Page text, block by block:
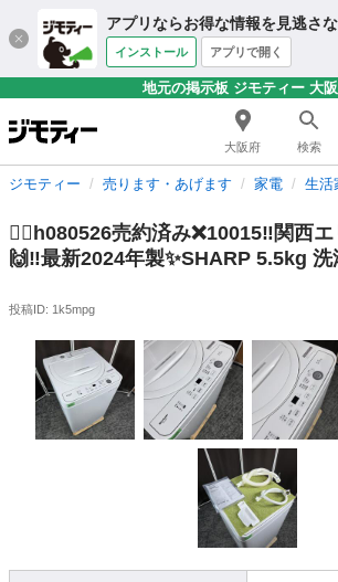
アプリならお得な情報を見逃さな
インストール アプリで開く
地元の掲示板 ジモティー 大
大阪府 検索
ジモティー 売ります・あげます 家電 生活
🙇‍♂️h080526売約済み❌10015‼️関西
🙌‼️最新2024年製✨SHARP 5.5kg 洗
投稿ID: 1k5mpg